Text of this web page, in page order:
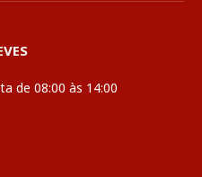
de 08:00 às 14:00